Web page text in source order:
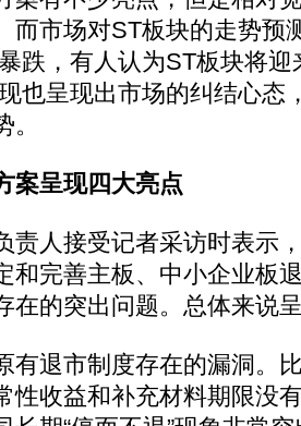
而市场对ST板块的走势预
跌，有人认为ST板块将
也呈现出市场的纠结心态
呈现四大亮点
人接受记者采访时表示
和完善主板、中小企业板
在的突出问题。总体来说
退市制度存在的漏洞。
性收益和补充材料期限没